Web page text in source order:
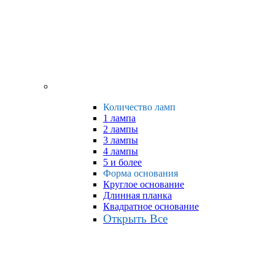
Количество ламп
1 лампа
2 лампы
3 лампы
4 лампы
5 и более
Форма основания
Круглое основание
Длинная планка
Квадратное основание
Открыть Все